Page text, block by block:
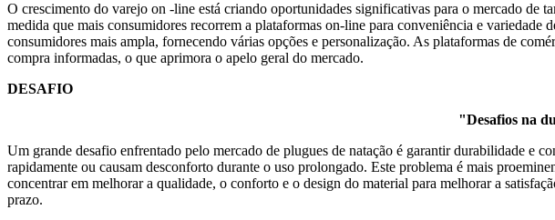
O crescimento do varejo on -line está criando oportunidades significativas para o mercado de
medida que mais consumidores recorrem a plataformas on-line para conveniência e
consumidores mais ampla, fornecendo várias opções e personalização. As plataformas de
compra informadas, o que aprimora o apelo geral do mercado.
DESAFIO
"Desafios na
Um grande desafio enfrentado pelo mercado de plugues de natação é garantir durabilidade e
rapidamente ou causam desconforto durante o uso prolongado. Este problema é mais
concentrar em melhorar a qualidade, o conforto e o design do material para melhorar a
prazo.